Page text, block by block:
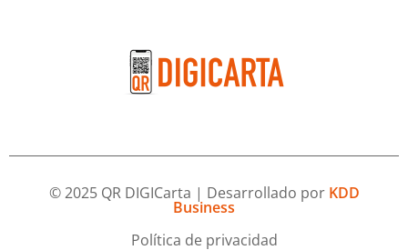
© 2025 QR DIGICarta | Desarrollado por KDD
Business
Política de privacidad